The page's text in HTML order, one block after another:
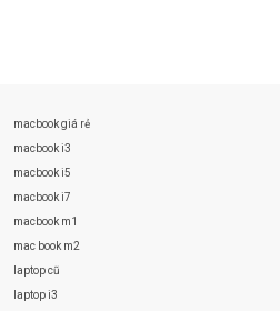
macbook giá rẻ
macbook i3
macbook i5
macbook i7
macbook m1
mac book m2
laptop cũ
laptop i3